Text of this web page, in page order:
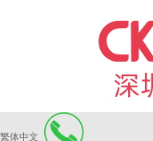
繁体中文